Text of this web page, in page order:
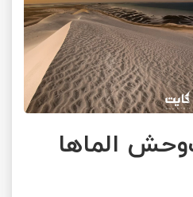
الماها